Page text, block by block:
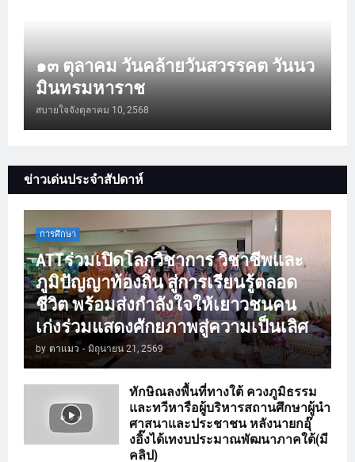
๑๓ ตุลาคม วันคล้ายวันสวรรคต วันนว
มินทรมหาราช
สบายใจจังตุลาคม 10, 2568
ข่าวเด่นประจำสัปดาห์
การศึกษา
ATTร่วมเปิดโลกวิชาการ วิชาชีพและ
ภูมิปัญญาท้องถิ่น สู่การเรียนรู้ตลอด
ชีวิต พร้อมส่งกำลังใจให้เยาวชนคน
เก่งร่วมแสดงศักยภาพสู่ความเป็นเลิศ
by ตาแมว - มิถุนายน 21, 2569
ทักษิณลงพื้นที่ทางใต้ ควงภูมิธรรม
และทวีหารือผู้บริหารสถานศึกษาผู้นำ
ศาสนาและประชาชน หลังนายกอุ๊
งอิ๊งได้เทงบประมาณพัฒนาภาคใต้(มี
คลิป)